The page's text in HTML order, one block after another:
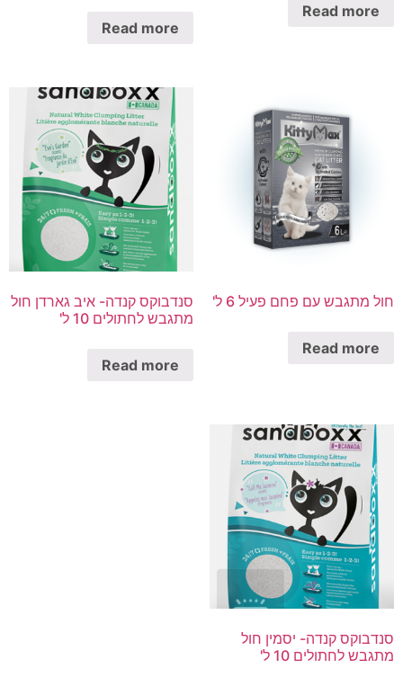
Read more
Read more
חול מתגבש עם פחם פעיל 6 ל'
Read more
סנדבוקס קנדה- איב גארדן חול
מתגבש לחתולים 10 ל'
Read more
סנדבוקס קנדה- יסמין חול
מתגבש לחתולים 10 ל'